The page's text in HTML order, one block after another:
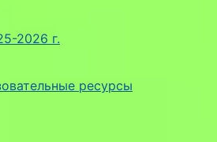
2026 г.
ресурсы